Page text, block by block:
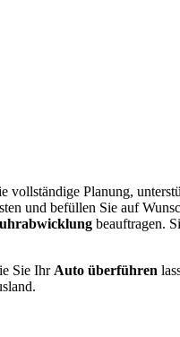
Planung,
und befüllen Sie auf
beauftragen.
Sie Ihr Auto überführen